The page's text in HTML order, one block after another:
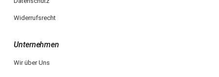
Widerrufsrecht
Unternehmen
Wir über Uns